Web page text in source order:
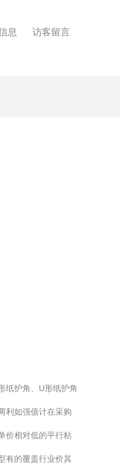
息 访客留言
纸护角、U形纸护角
利如强值计在采购
价相对低的平行粘
有的覆盖行业价其